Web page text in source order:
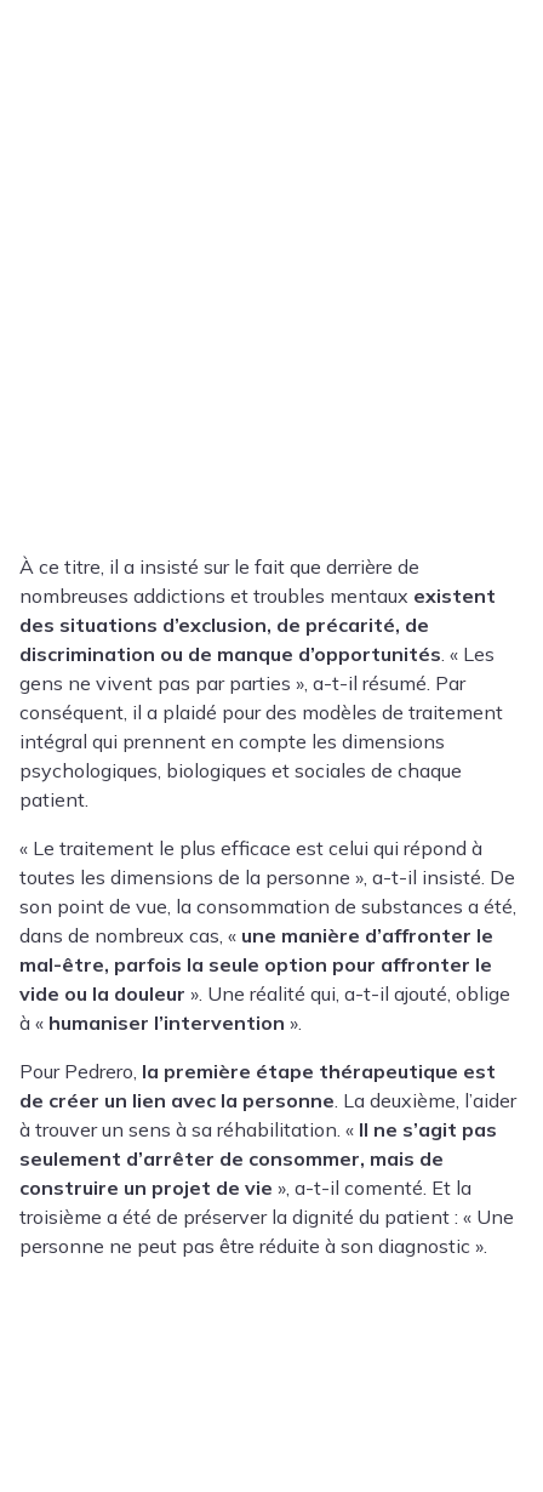
À ce titre, il a insisté sur le fait que derrière de
nombreuses addictions et troubles mentaux existent
des situations d’exclusion, de précarité, de
discrimination ou de manque d’opportunités. « Les
gens ne vivent pas par parties », a-t-il résumé. Par
conséquent, il a plaidé pour des modèles de traitement
intégral qui prennent en compte les dimensions
psychologiques, biologiques et sociales de chaque
patient.
« Le traitement le plus efficace est celui qui répond à
toutes les dimensions de la personne », a-t-il insisté. De
son point de vue, la consommation de substances a été,
dans de nombreux cas, « une manière d’affronter le
mal-être, parfois la seule option pour affronter le
vide ou la douleur ». Une réalité qui, a-t-il ajouté, oblige
à « humaniser l’intervention ».
Pour Pedrero, la première étape thérapeutique est
de créer un lien avec la personne. La deuxième, l’aider
à trouver un sens à sa réhabilitation. « Il ne s’agit pas
seulement d’arrêter de consommer, mais de
construire un projet de vie », a-t-il comenté. Et la
troisième a été de préserver la dignité du patient : « Une
personne ne peut pas être réduite à son diagnostic ».